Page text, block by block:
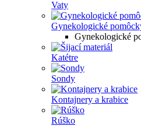
Vaty
Gynekologické
Gynekologické
Katétre
Sondy
Kontajnery a krabice
Rúško